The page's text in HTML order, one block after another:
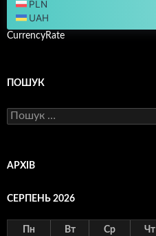
CurrencyRate
ПОШУК
Пошук:
АРХІВ
СЕРПЕНЬ 2026
Пн Вт Ср Чт